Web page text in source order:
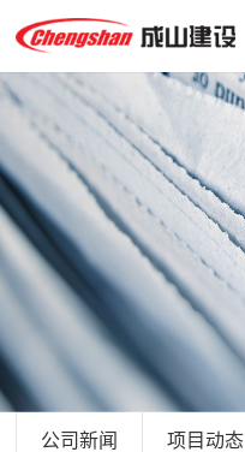
公司新闻 项目动态